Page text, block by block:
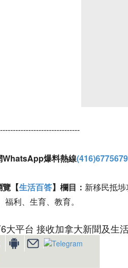
WhatsApp爆料熱線(416)6775679
覽【生活百答】欄目： 新移民抵
福利、生育、教育。
大平台 接收加拿大新聞及生